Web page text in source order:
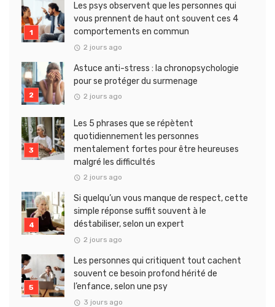
Les psys observent que les personnes qui
vous prennent de haut ont souvent ces 4
comportements en commun
2 jours ago
Astuce anti-stress : la chronopsychologie
pour se protéger du surmenage
2 jours ago
Les 5 phrases que se répètent
quotidiennement les personnes
mentalement fortes pour être heureuses
malgré les difficultés
2 jours ago
Si quelqu’un vous manque de respect, cette
simple réponse suffit souvent à le
déstabiliser, selon un expert
2 jours ago
Les personnes qui critiquent tout cachent
souvent ce besoin profond hérité de
l’enfance, selon une psy
3 jours ago